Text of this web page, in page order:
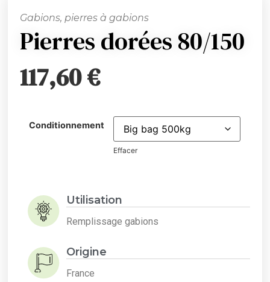
Gabions, pierres à gabions
Pierres dorées 80/150
Conditionnement
Effacer
117,60€
Utilisation
Remplissage gabions
Origine
France